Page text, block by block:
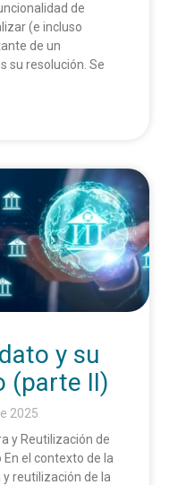
de
(e incluso
de un
su resolución. Se
y su
(parte II)
2025
y Reutilización de
el contexto de la
reutilización de la